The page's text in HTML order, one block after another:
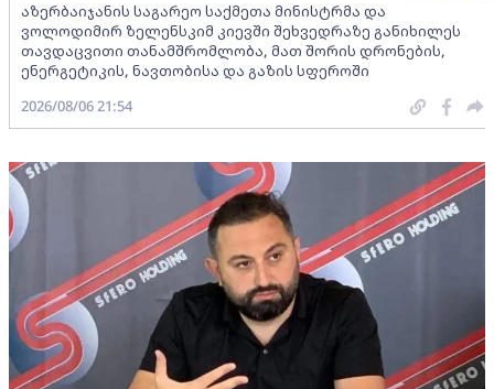
აზერბაიჯანის საგარეო საქმეთა მინისტრმა და
ვოლოდიმირ ზელენსკიმ კიევში შეხვედრაზე განიხილეს
თავდაცვითი თანამშრომლობა, მათ შორის დრონების,
ენერგეტიკის, ნავთობისა და გაზის სფეროში
2026/08/06 21:54